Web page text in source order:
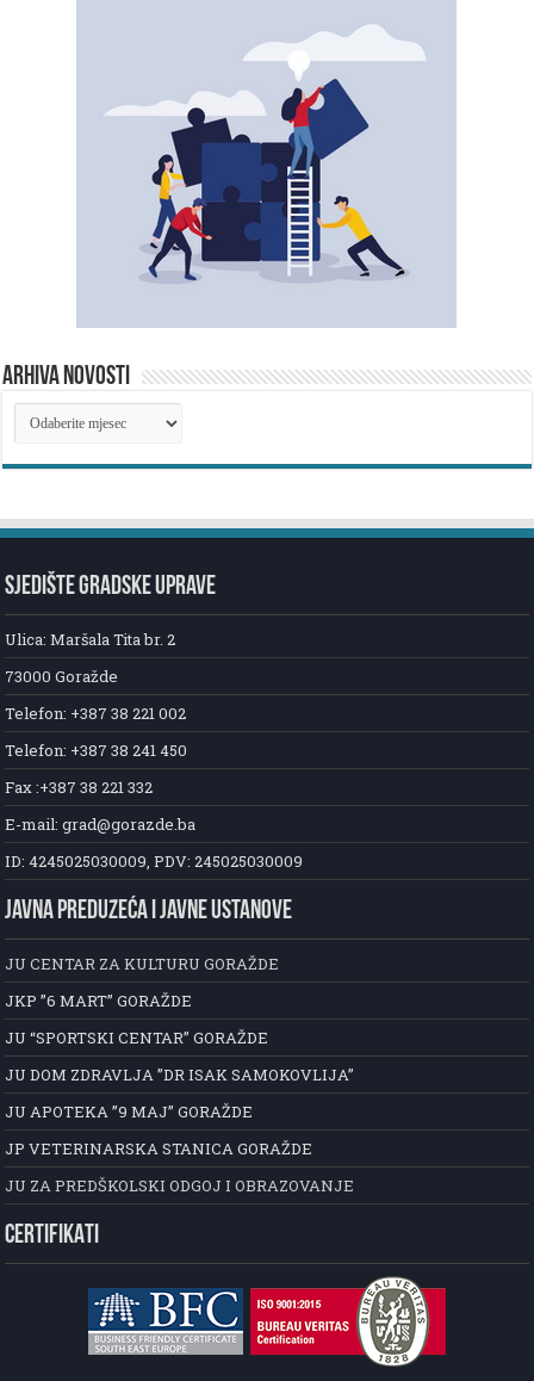
ARHIVA NOVOSTI
ARHIVA
NOVOSTI
SJEDIŠTE GRADSKE UPRAVE
Ulica: Maršala Tita br. 2
73000 Goražde
Telefon: +387 38 221 002
Telefon: +387 38 241 450
Fax :+387 38 221 332
E-mail: grad@gorazde.ba
ID: 4245025030009, PDV: 245025030009
JAVNA PREDUZEĆA I JAVNE USTANOVE
JU CENTAR ZA KULTURU GORAŽDE
JKP ”6 MART” GORAŽDE
JU “SPORTSKI CENTAR” GORAŽDE
JU DOM ZDRAVLJA ”DR ISAK SAMOKOVLIJA”
JU APOTEKA ”9 MAJ” GORAŽDE
JP VETERINARSKA STANICA GORAŽDE
JU ZA PREDŠKOLSKI ODGOJ I OBRAZOVANJE
CERTIFIKATI